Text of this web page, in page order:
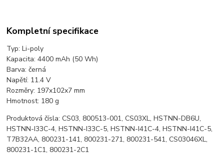
Kompletní specifikace
Typ: Li-poly
Kapacita: 4400 mAh (50 Wh)
Barva: černá
Napětí: 11.4 V
Rozměry: 197x102x7 mm
Hmotnost: 180 g
Produktová čísla: CS03, 800513-001, CS03XL, HSTNN-DB6U,
HSTNN-I33C-4, HSTNN-I33C-5, HSTNN-I41C-4, HSTNN-I41C-5,
T7B32AA, 800231-141, 800231-271, 800231-541, CS03046XL,
800231-1C1, 800231-2C1